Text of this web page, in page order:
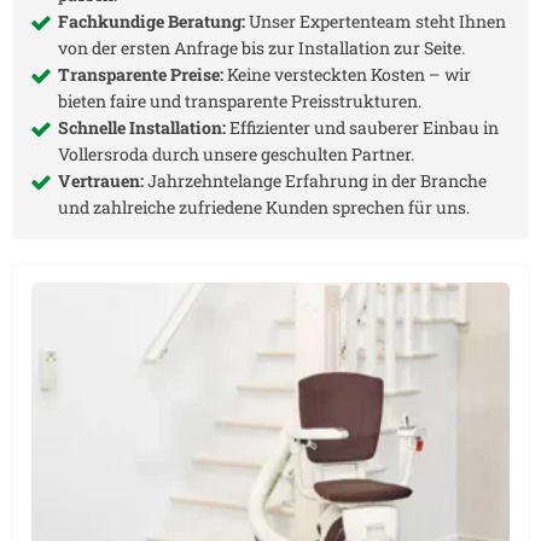
Fachkundige Beratung:Unser Expertenteam steht Ihnen
von der ersten Anfrage bis zur Installation zur Seite.
Transparente Preise:Keine versteckten Kosten – wir
bieten faire und transparente Preisstrukturen.
Schnelle Installation:Effizienter und sauberer Einbau in
Vollersrodadurch unsere geschulten Partner.
Vertrauen:Jahrzehntelange Erfahrung in der Branche
und zahlreiche zufriedene Kunden sprechen für uns.